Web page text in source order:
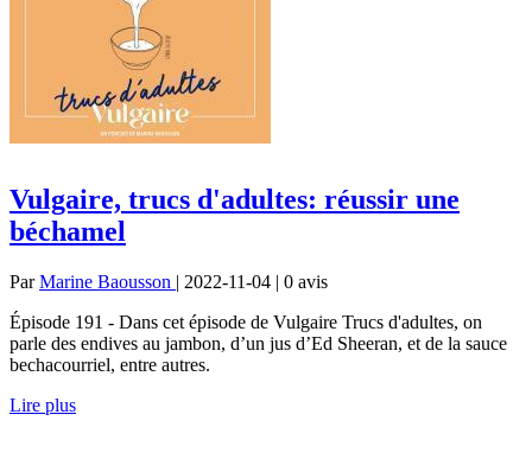
Vulgaire, trucs d'adultes: réussir une
béchamel
ParMarine Baousson | 2022-11-04 | 0 avis
Épisode 191 - Dans cet épisode de Vulgaire Trucs d'adultes, on
parle des endives au jambon, d’un jus d’Ed Sheeran, et de la sauce
bechacourriel, entre autres.
Lire plus